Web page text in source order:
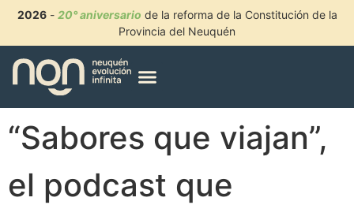
2026- 20° aniversario de la reforma de la Constitución de la
Provincia del Neuquén
“Sabores que viajan”,
el podcast que